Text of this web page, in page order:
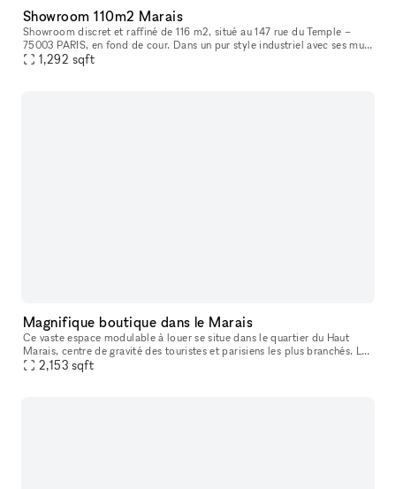
Showroom 110m2 Marais
Showroom discret et raffiné de 116 m2, situé au 147 rue du Temple –
75003 PARIS, en fond de cour. Dans un pur style industriel avec ses murs
blancs et son sol en béton, il bénéficie d’une lumière du
1,292 sqft
Magnifique boutique dans le Marais
Ce vaste espace modulable à louer se situe dans le quartier du Haut
Marais, centre de gravité des touristes et parisiens les plus branchés. Les
boutiques y sont pointues, les bars et restaurants, con
2,153 sqft